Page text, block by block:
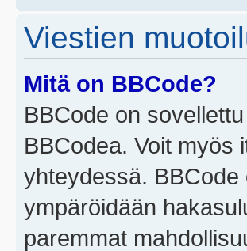
Viestien
Mitä on BBCode?
BBCode on
BBCodea. Voit myös
yhteydessä.
ympäröidään
paremmat